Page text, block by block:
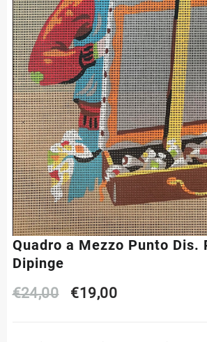
Quadro a Mezzo Punto Dis.
Dipinge
€24,00
Il
€19,00Il